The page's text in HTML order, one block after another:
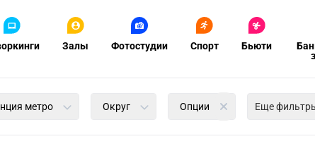
Залы Фотостудии Спорт Бьюти
метро Округ Опции Еще